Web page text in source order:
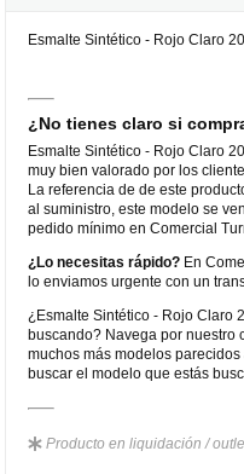
Esmalte Sintético - Rojo Claro
¿No tienes claro si
Esmalte Sintético - Rojo Claro
muy bien valorado por los
La referencia de de este
al suministro, este modelo se
pedido mínimo en Comercial
¿Lo necesitas rápido? En
lo enviamos urgente con un
¿Esmalte Sintético - Rojo Claro
buscando? Navega por nuestro
muchos más modelos
buscar el modelo que estás
Producto en liquidación /